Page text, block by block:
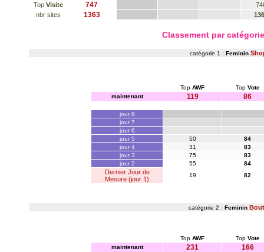
Top Visite 747
nbr sites
1363
Classement par
catégorie 1 : Feminin
Top AWF Top Vote
maintenant
119 86
jour 8
jour 7
jour 6
jour 5
50
84
jour 4
31
83
jour 3
75
83
jour 2
55 84
Dernier Jour de
Mesure (jour 1)
19 82
catégorie 2 : Feminin
Top AWF Top Vote
maintenant
231 166